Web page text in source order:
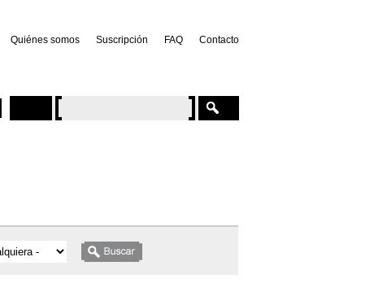
Quiénes somos Suscripción FAQ Contacto